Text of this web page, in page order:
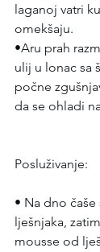
laganoj vatri
omekšaju.
•Aru prah
ulij u lonac sa
počne
da se ohladi
Posluživanje:
• Na dno
lješnjaka,
mousse od